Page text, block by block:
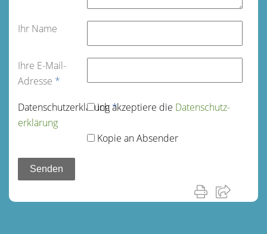
Ihr Name
Ihre E-Mail-
Adresse *
Datenschutz­erklärung*
Ich akzeptiere die Datenschutz­
erklärung
Kopie an Absender